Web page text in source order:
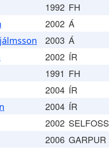
1992 FH
2002 Á
2003 Á
2002 ÍR
1991 FH
2004 ÍR
2004 ÍR
2002 SELFOSS
2006 GARPUR